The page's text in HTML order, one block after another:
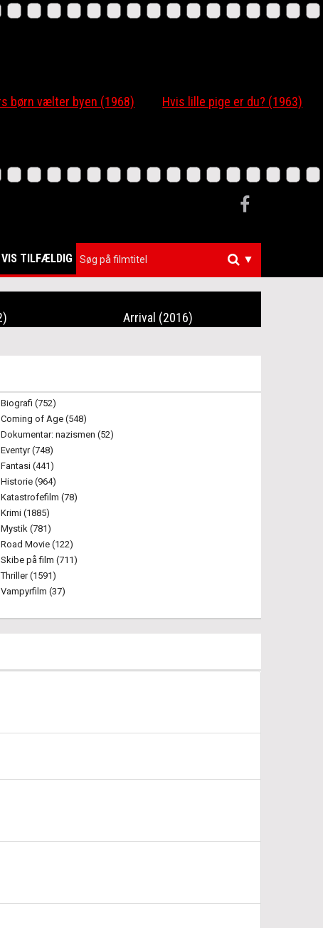
børn vælter byen (1968) Hvis lille pige er du? (1963)
VIS TILFÆLDIG ▼
Arrival (2016)
Biografi (752)
Coming of Age (548)
Dokumentar: nazismen (52)
Eventyr (748)
Fantasi (441)
Historie (964)
Katastrofefilm (78)
Krimi (1885)
Mystik (781)
Road Movie (122)
Skibe på film (711)
Thriller (1591)
Vampyrfilm (37)